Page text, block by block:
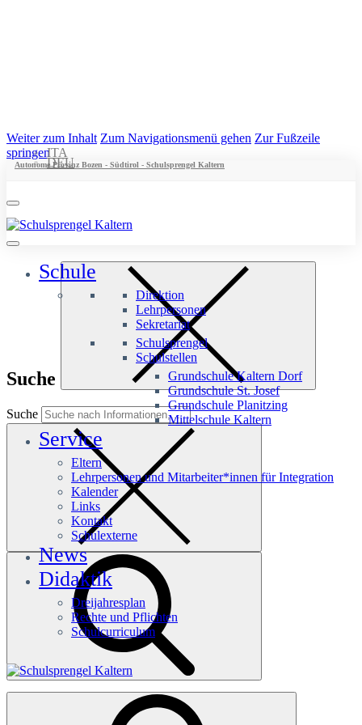
Weiter zum Inhalt Zum Navigationsmenü gehen Zur Fußzeile
springen
Autonome Provinz Bozen - Südtirol - Schulsprengel Kaltern
ITA
DEU
Schule
Direktion
Lehrpersonen
Sekretariat
Schulsprengel
Schulstellen
Grundschule Kaltern Dorf
Grundschule St. Josef
Grundschule Planitzing
Mittelschule Kaltern
Service
Eltern
Lehrpersonen und Mitarbeiter*innen für Integration
Kalender
Links
Kontakt
Schulexterne
News
Didaktik
Dreijahresplan
Rechte und Pflichten
Schulcurriculum
Suche
Suche
Häufige Suchanfragen